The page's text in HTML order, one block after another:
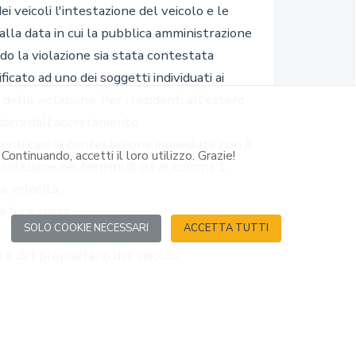
accetti il loro utilizzo. Grazie!
SOLO COOKIE NECESSARI ACCETTA TUTTI